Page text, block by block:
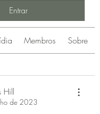
Entrar
Membros Sobre
Hill
de 2023